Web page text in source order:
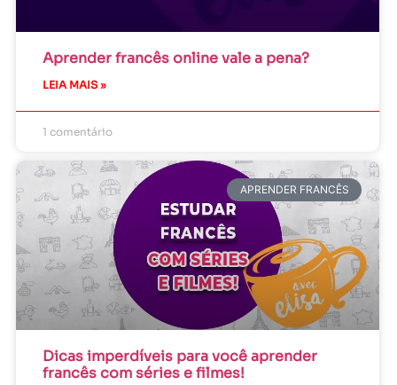
Aprender francês online vale a pena?
LEIA MAIS »
1 comentário
APRENDER FRANCÊS
Dicas imperdíveis para você aprender
francês com séries e filmes!